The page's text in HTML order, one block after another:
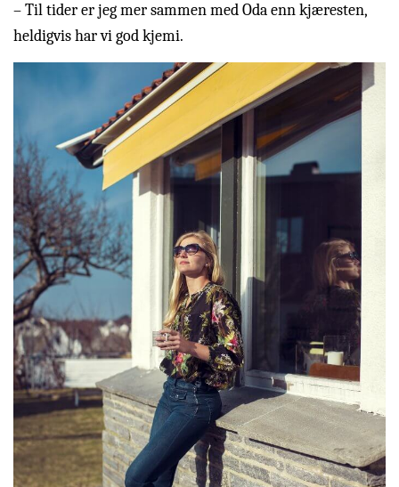
– Til tider er jeg mer sammen med Oda enn kjæresten,
heldigvis har vi god kjemi.